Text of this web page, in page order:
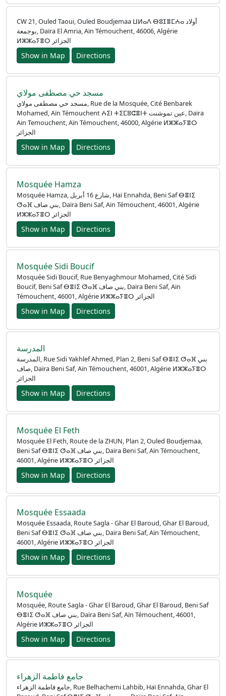
CW 21, Ouled Taoui, Ouled Boudjemaa ⵡⵍⴰⴷ ⴱⵓⵊⴻⵎⵄⴰ أولاد
بوجمعة, Daïra El Amria, Aïn Témouchent, 46006, Algérie
ⵍⵣⵣⴰⵢⴻⵔ الجزائر
Show in Map Directions
مسجد حي مصطفى مولاي
مسجد حي مصطفى مولاي, Rue de la Mosquée, Cité Benbarek
Mohamed, Aïn Témouchent ⵄⵉⵏ ⵜⵉⵎⵓⵛⴻⵏⵜ عين تموشنت, Daïra
Ain Temouchent, Aïn Témouchent, 46000, Algérie ⵍⵣⵣⴰⵢⴻⵔ
الجزائر
Show in Map Directions
Mosquée Hamza
Mosquée Hamza, شارع 16 أبريل, Haï Ennahda, Beni Saf ⴱⴻⵏⵉ
ⵚⴰⴼ بني صاف, Daïra Beni Saf, Aïn Témouchent, 46001, Algérie
ⵍⵣⵣⴰⵢⴻⵔ الجزائر
Show in Map Directions
Mosquée Sidi Boucif
Mosquée Sidi Boucif, Rue Benyaghmour Mohamed, Cité Sidi
Boucif, Beni Saf ⴱⴻⵏⵉ ⵚⴰⴼ بني صاف, Daïra Beni Saf, Aïn
Témouchent, 46001, Algérie ⵍⵣⵣⴰⵢⴻⵔ الجزائر
Show in Map Directions
المدرسة
المدرسة, Rue Sidi Yakhlef Ahmed, Plan 2, Beni Saf ⴱⴻⵏⵉ ⵚⴰⴼ بني
صاف, Daïra Beni Saf, Aïn Témouchent, 46001, Algérie ⵍⵣⵣⴰⵢⴻⵔ
الجزائر
Show in Map Directions
Mosquée El Feth
Mosquée El Feth, Route de la ZHUN, Plan 2, Ouled Boudjemaa,
Beni Saf ⴱⴻⵏⵉ ⵚⴰⴼ بني صاف, Daïra Beni Saf, Aïn Témouchent,
46001, Algérie ⵍⵣⵣⴰⵢⴻⵔ الجزائر
Show in Map Directions
Mosquée Essaada
Mosquée Essaada, Route Sagla - Ghar El Baroud, Ghar El Baroud,
Beni Saf ⴱⴻⵏⵉ ⵚⴰⴼ بني صاف, Daïra Beni Saf, Aïn Témouchent,
46001, Algérie ⵍⵣⵣⴰⵢⴻⵔ الجزائر
Show in Map Directions
Mosquée
Mosquée, Route Sagla - Ghar El Baroud, Ghar El Baroud, Beni Saf
ⴱⴻⵏⵉ ⵚⴰⴼ بني صاف, Daïra Beni Saf, Aïn Témouchent, 46001,
Algérie ⵍⵣⵣⴰⵢⴻⵔ الجزائر
Show in Map Directions
جامع فاطمة الزهراء
جامع فاطمة الزهراء, Rue Belhachemi Lahbib, Haï Ennahda, Ghar El